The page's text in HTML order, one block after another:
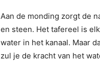
Aan de monding zorgt de
en steen. Het tafereel is
water in het kanaal. Maar
zul je de kracht van het